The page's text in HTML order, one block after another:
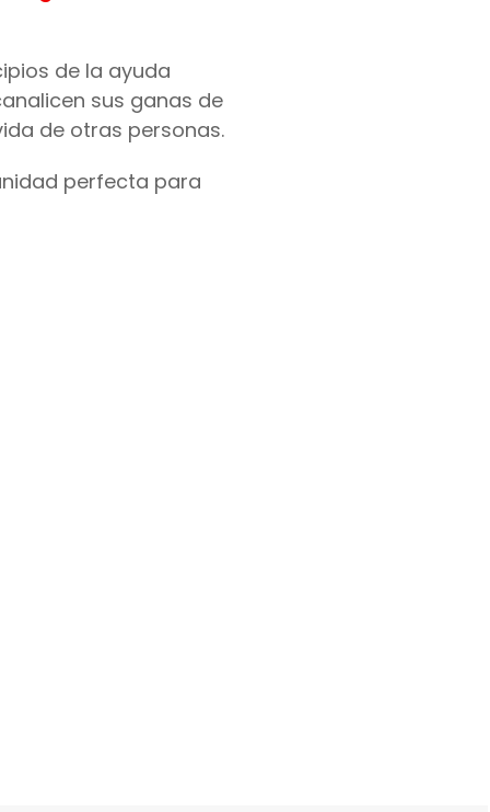
de la ayuda
sus ganas de
de otras personas.
perfecta para